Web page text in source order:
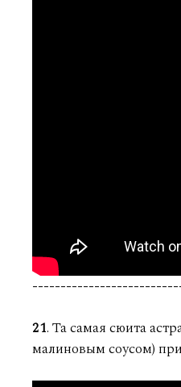
21. Та самая сюита
малиновым соусом)